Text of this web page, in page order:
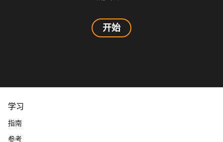
开始
学习
指南
参考